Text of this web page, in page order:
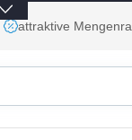
attraktive